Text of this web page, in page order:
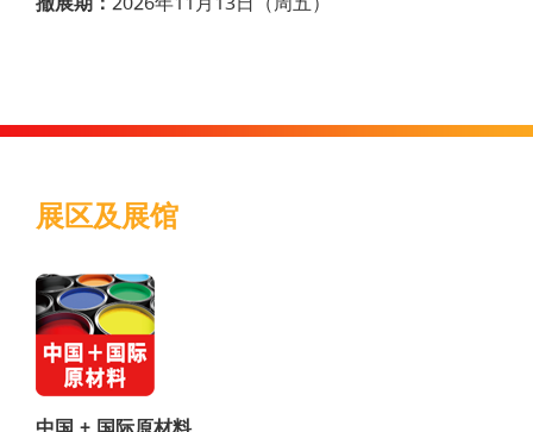
撤展期： 2026年11月13日（周五）
展区及展馆